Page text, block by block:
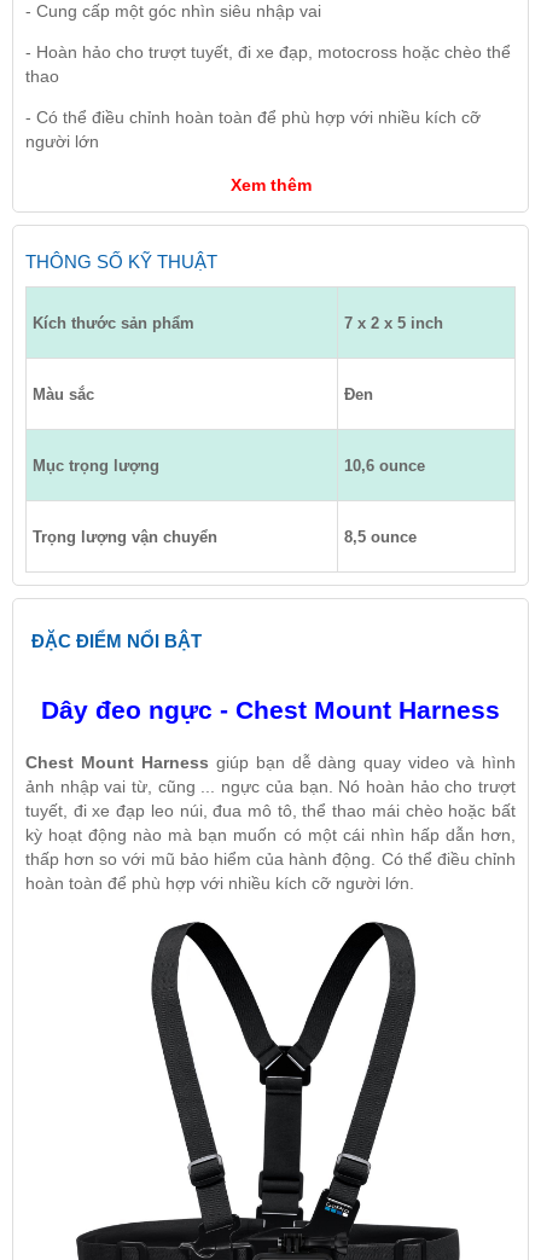
- Cung cấp một góc nhìn siêu nhập vai
- Hoàn hảo cho trượt tuyết, đi xe đạp, motocross hoặc chèo thể
thao
- Có thể điều chỉnh hoàn toàn để phù hợp với nhiều kích cỡ
người lớn
Xem thêm
THÔNG SỐ KỸ THUẬT
Kích thước sản phẩm 7 x 2 x 5 inch
Màu sắc Đen
Mục trọng lượng 10,6 ounce
Trọng lượng vận chuyển 8,5 ounce
ĐẶC ĐIỂM NỔI BẬT
Dây đeo ngực - Chest Mount Harness
Chest Mount Harness giúp bạn dễ dàng quay video và hình
ảnh nhập vai từ, cũng ... ngực của bạn. Nó hoàn hảo cho trượt
tuyết, đi xe đạp leo núi, đua mô tô, thể thao mái chèo hoặc bất
kỳ hoạt động nào mà bạn muốn có một cái nhìn hấp dẫn hơn,
thấp hơn so với mũ bảo hiểm của hành động. Có thể điều chỉnh
hoàn toàn để phù hợp với nhiều kích cỡ người lớn.